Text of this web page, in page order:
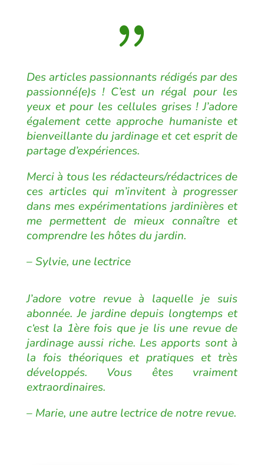
{
Des articles passionnants rédigés par des
passionné(e)s ! C’est un régal pour les
yeux et pour les cellules grises ! J’adore
également cette approche humaniste et
bienveillante du jardinage et cet esprit de
partage d’expériences.
Merci à tous les rédacteurs/rédactrices de
ces articles qui m’invitent à progresser
dans mes expérimentations jardinières et
me permettent de mieux connaître et
comprendre les hôtes du jardin.
– Sylvie, une lectrice
J’adore votre revue à laquelle je suis
abonnée. Je jardine depuis longtemps et
c‘est la 1ère fois que je lis une revue de
jardinage aussi riche. Les apports sont à
la fois théoriques et pratiques et très
développés. Vous êtes vraiment
extraordinaires.
– Marie, une autre lectrice de notre revue.